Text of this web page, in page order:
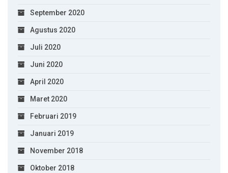
September 2020
Agustus 2020
Juli 2020
Juni 2020
April 2020
Maret 2020
Februari 2019
Januari 2019
November 2018
Oktober 2018